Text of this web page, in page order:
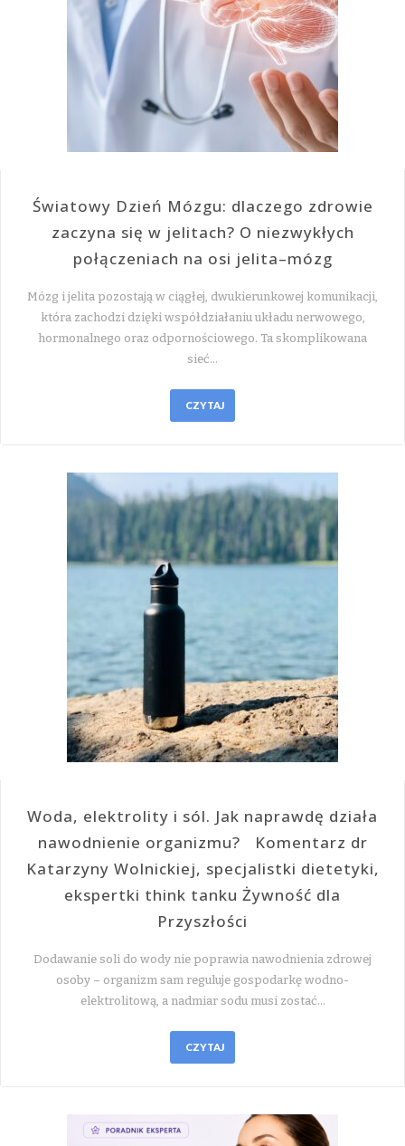
Światowy Dzień Mózgu: dlaczego zdrowie
zaczyna się w jelitach? O niezwykłych
połączeniach na osi jelita–mózg
Mózg i jelita pozostają w ciągłej, dwukierunkowej komunikacji,
która zachodzi dzięki współdziałaniu układu nerwowego,
hormonalnego oraz odpornościowego. Ta skomplikowana
sieć…
CZYTAJ
Woda, elektrolity i sól. Jak naprawdę działa
nawodnienie organizmu? Komentarz dr
Katarzyny Wolnickiej, specjalistki dietetyki,
ekspertki think tanku Żywność dla
Przyszłości
Dodawanie soli do wody nie poprawia nawodnienia zdrowej
osoby – organizm sam reguluje gospodarkę wodno-
elektrolitową, a nadmiar sodu musi zostać…
CZYTAJ